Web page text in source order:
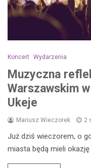
Koncert Wydarzenia
Muzyczna
Warszawskim
Ukeje
Mariusz Wieczorek 2
Już dziś wieczorem, o
miasta będą mieli